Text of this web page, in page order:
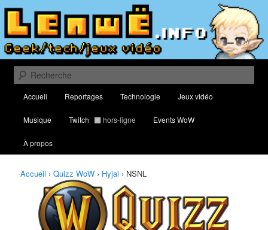
Aller
contenu
principal
Aller
contenu
secondaireLenwë – Culture geek, tech et jeux
vidéo
Classement des meilleurs joueurs au Quizz World of Warcraft
Recherche
principal
Accueil Reportages Technologie Jeux vidéo
Musique Twitch hors-ligne Events WoW
À propos
Accueil › Quizz WoW › Hyjal › NSNL